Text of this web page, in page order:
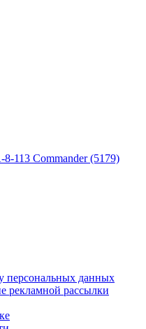
113 Commander (5179)
персональных данных
рекламной рассылки